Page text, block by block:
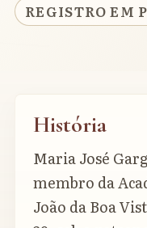
REGISTRO EM
História
Maria José
membro da
João da Boa